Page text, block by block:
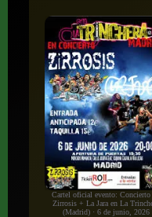
Cartel oficial evento: Concierto
Zirrosis + La Jara en La
(Madrid) · 6 de junio, 2026